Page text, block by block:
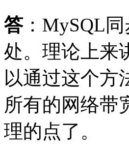
答：MySQL
处。理论上来
以通过这个方
所有的网络带
理的点了。